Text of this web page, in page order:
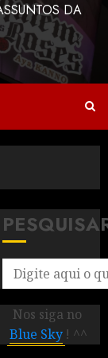
DA
Nos siga no
Blue Sky ! ^^